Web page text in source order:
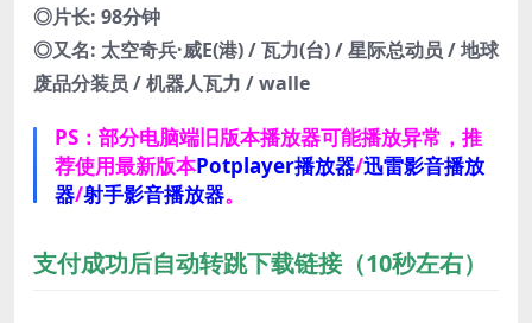
◎片长: 98分钟
◎又名: 太空奇兵·威E(港) / 瓦力(台) / 星际总动员 / 地球
废品分装员 / 机器人瓦力 / walle
PS：部分电脑端旧版本播放器可能播放异常，推
荐使用最新版本Potplayer播放器/迅雷影音播放
器/射手影音播放器。
支付成功后自动转跳下载链接（10秒左右）